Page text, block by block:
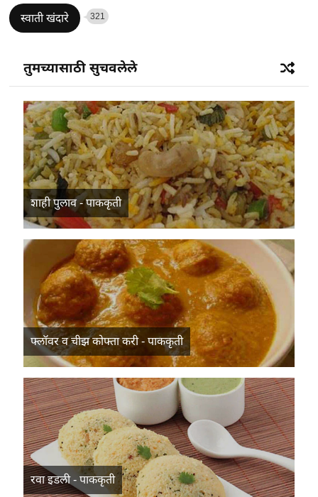
स्वाती खंदारे 321
तुमच्यासाठी सुचवलेले
शाही पुलाव - पाककृती
फ्लॉवर व चीझ कोफ्ता करी - पाककृती
रवा इडली - पाककृती